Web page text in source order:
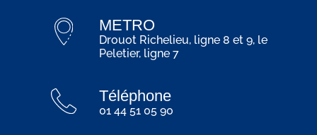
METRO
Drouot Richelieu, ligne 8 et 9, le
Peletier, ligne 7
Téléphone
01 44 51 05 90